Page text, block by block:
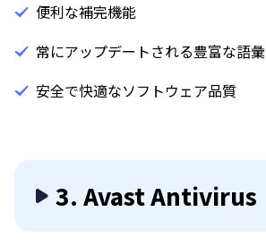
便利な補完機能
常にアップデートされる豊富な語彙
安全で快適なソフトウェア品質
3. Avast Antivirus